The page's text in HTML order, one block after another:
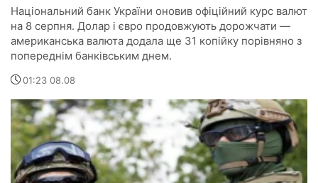
Національний банк України оновив офіційний курс валют
на 8 серпня. Долар і євро продовжують дорожчати —
американська валюта додала ще 31 копійку порівняно з
попереднім банківським днем.
01:23 08.08